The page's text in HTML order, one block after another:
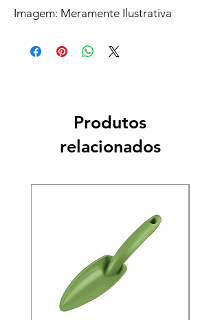
Imagem: Meramente Ilustrativa
Produtos
relacionados